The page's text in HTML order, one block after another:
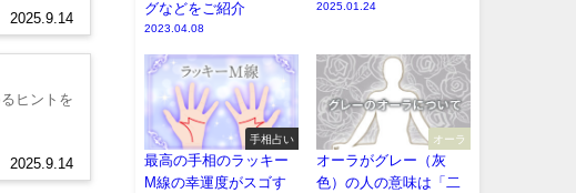
2025.9.14
2025.9.14
ヒントを
グなどをご紹介
2023.04.08
2025.01.24
手相占い
最高の手相のラッキー
M線の幸運度がスゴす
オーラ
オーラがグレー（灰
色）の人の意味は「二